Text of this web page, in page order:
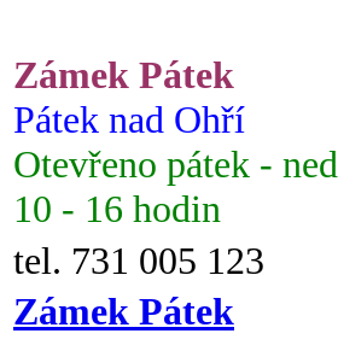
Zámek Pátek
Pátek nad Ohří
Otevřeno pátek -
10 - 16 hodin
tel. 731 005 123
Zámek Pátek